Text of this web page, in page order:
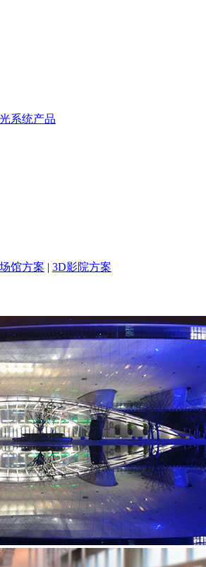
系统产品
馆方案 | 3D影院方案